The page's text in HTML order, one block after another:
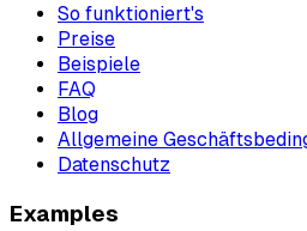
So funktioniert's
Preise
Beispiele
FAQ
Blog
Allgemeine
Datenschutz
Examples